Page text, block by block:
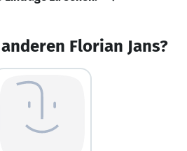
Florian Jans?